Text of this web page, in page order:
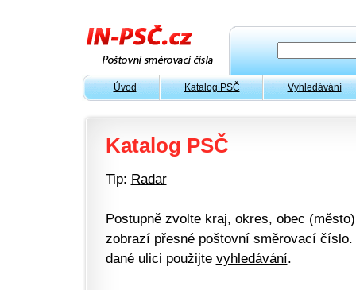
Úvod Katalog PSČ Vyhledávání
Katalog PSČ
Tip: Radar
Postupně zvolte kraj, okres, obec
zobrazí přesné poštovní směrovací
dané ulici použijte vyhledávání.